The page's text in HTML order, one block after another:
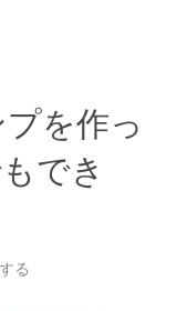
を作っ
でき
る